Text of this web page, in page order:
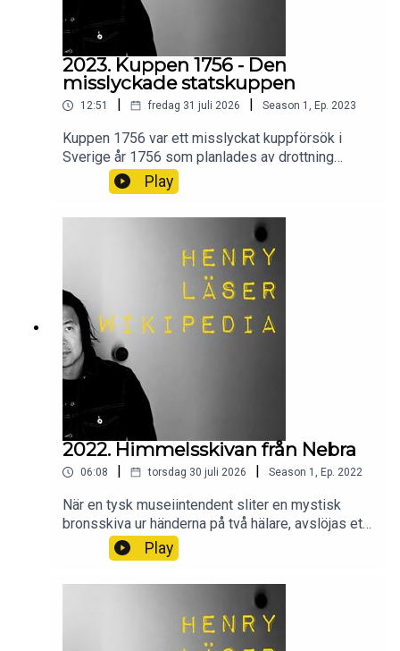
2023. Kuppen 1756 - Den
misslyckade statskuppen
12:51 | fredag 31 juli 2026 | Season 1 , Ep. 2023
Kuppen 1756 var ett misslyckat kuppförsök i
Sverige år 1756 som planlades av drottning
Lovisa Ulrika för att återinföra monarkins politiska
makt.Vad var det som hände? Och hur gick det?
Wikipedia säger sitt om kuppen 1756.
Play
2022. Himmelsskivan från Nebra
06:08 torsdag 30 juli 2026 Season 1 , Ep. 2022
När en tysk museiintendent sliter en mystisk
bronsskiva ur händerna på två hälare, avslöjas ett
tidigare okänt och högt utvecklat
bronsåldersimperium för forskarna. Men vad var
detta för bronsskiva? Vad visade den? Och hur
gick det till när den hittades? Wikipedia säger sitt
om Himmelsskivan från Nebra.
Play